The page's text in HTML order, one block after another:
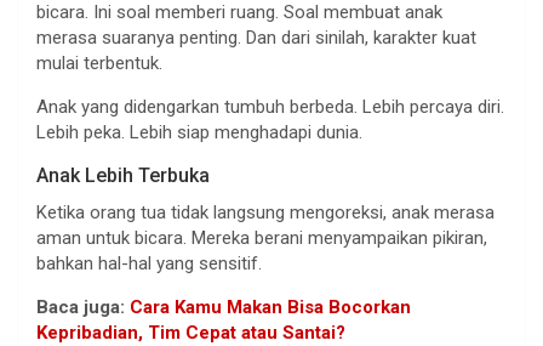
bicara. Ini soal memberi ruang. Soal membuat anak
merasa suaranya penting. Dan dari sinilah, karakter kuat
mulai terbentuk.
Anak yang didengarkan tumbuh berbeda. Lebih percaya diri.
Lebih peka. Lebih siap menghadapi dunia.
Anak Lebih Terbuka
Ketika orang tua tidak langsung mengoreksi, anak merasa
aman untuk bicara. Mereka berani menyampaikan pikiran,
bahkan hal-hal yang sensitif.
Baca juga: Cara Kamu Makan Bisa Bocorkan
Kepribadian, Tim Cepat atau Santai?